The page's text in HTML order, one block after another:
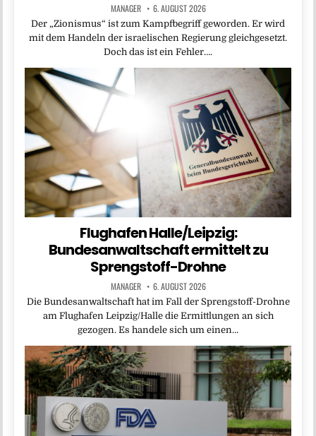
MANAGER 6. AUGUST 2026
Der „Zionismus“ ist zum Kampfbegriff geworden. Er wird
mit dem Handeln der israelischen Regierung gleichgesetzt.
Doch das ist ein Fehler….
Flughafen Halle/Leipzig:
Bundesanwaltschaft ermittelt zu
Sprengstoff-Drohne
MANAGER 6. AUGUST 2026
Die Bundesanwaltschaft hat im Fall der Sprengstoff-Drohne
am Flughafen Leipzig/Halle die Ermittlungen an sich
gezogen. Es handele sich um einen…